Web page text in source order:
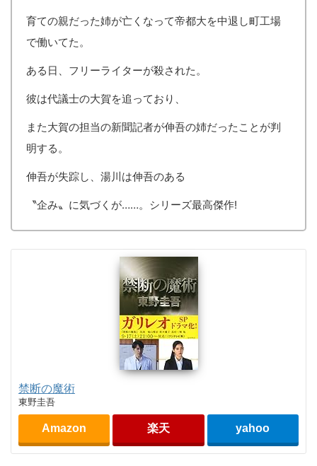
育ての親だった姉が亡くなって帝都大を中退し町工場
で働いてた。
ある日、フリーライターが殺された。
彼は代議士の大賀を追っており、
また大賀の担当の新聞記者が伸吾の姉だったことが判
明する。
伸吾が失踪し、湯川は伸吾のある
〝企み〟に気づくが……。シリーズ最高傑作!
禁断の魔術
東野圭吾
Amazon 楽天 yahoo